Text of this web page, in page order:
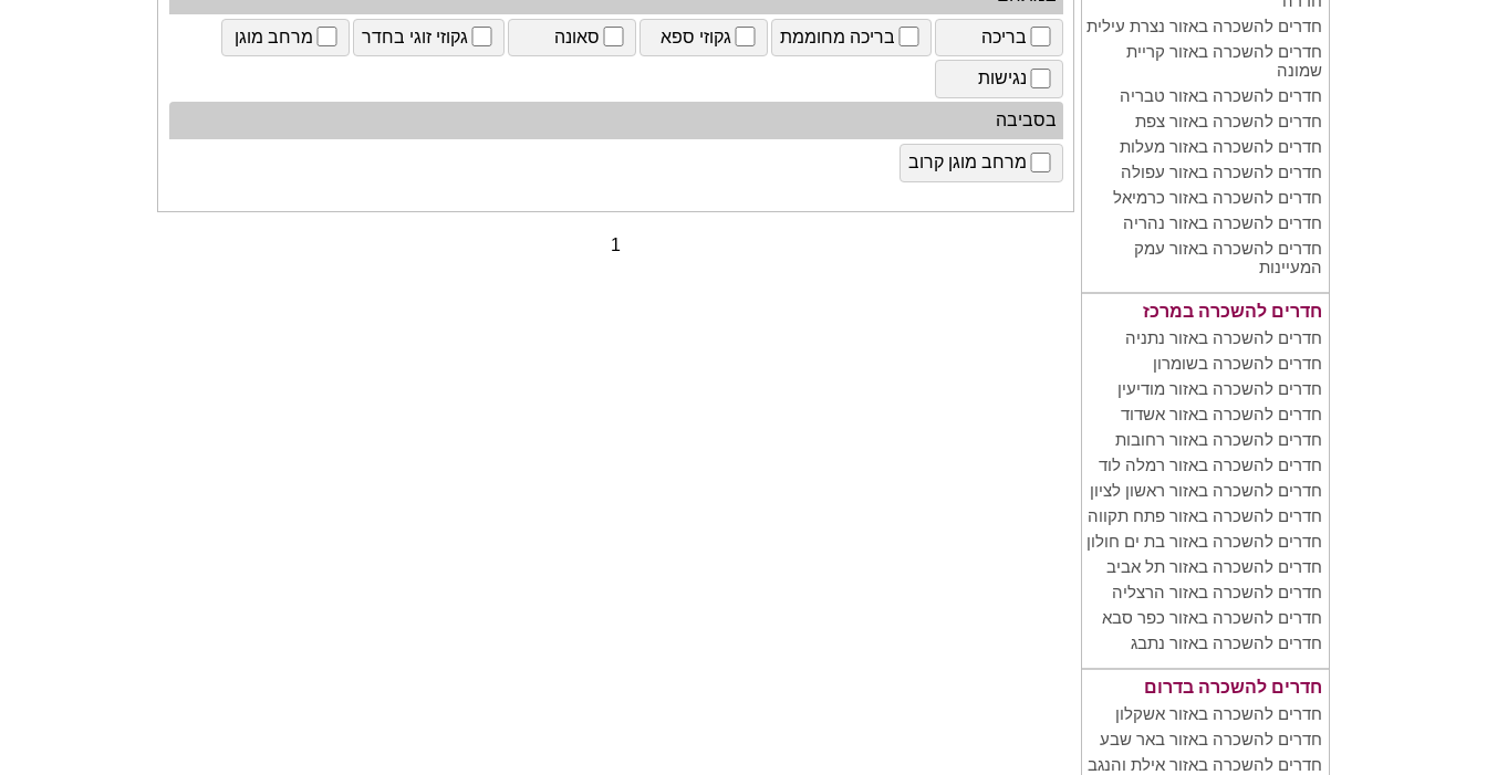
חדרים להשכרה באזור נצרת עילית
חדרים להשכרה באזור קריית
שמונה
חדרים להשכרה באזור טבריה
חדרים להשכרה באזור צפת
חדרים להשכרה באזור מעלות
חדרים להשכרה באזור עפולה
חדרים להשכרה באזור כרמיאל
חדרים להשכרה באזור נהריה
חדרים להשכרה באזור עמק
המעיינות
חדרים להשכרה במרכז
חדרים להשכרה באזור נתניה
חדרים להשכרה בשומרון
חדרים להשכרה באזור מודיעין
חדרים להשכרה באזור אשדוד
חדרים להשכרה באזור רחובות
חדרים להשכרה באזור רמלה לוד
חדרים להשכרה באזור ראשון לציון
חדרים להשכרה באזור פתח תקווה
חדרים להשכרה באזור בת ים חולון
חדרים להשכרה באזור תל אביב
חדרים להשכרה באזור הרצליה
חדרים להשכרה באזור כפר סבא
חדרים להשכרה באזור נתבג
חדרים להשכרה בדרום
חדרים להשכרה באזור אשקלון
חדרים להשכרה באזור באר שבע
חדרים להשכרה באזור אילת והנגב
בריכה בריכה מחוממת גקוזי ספא סאונה גקוזי זוגי בחדר מרחב מוגן
נגישות
בסביבה
מרחב מוגן קרוב
1